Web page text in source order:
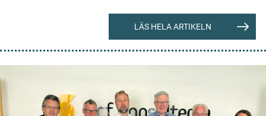
LÄS HELA ARTIKELN